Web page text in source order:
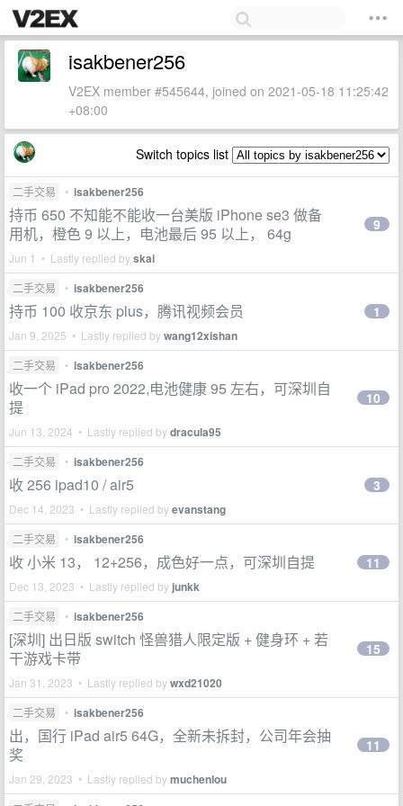
isakbener256
V2EX member #545644, joined on 2021-05-18 11:25:42
+08:00
Switch topics list
二手交易 • isakbener256
持币 650 不知能不能收一台美版 iPhone se3 做备
用机，橙色 9 以上，电池最后 95 以上， 64g
Jun 1 • Lastly replied byskai
9
二手交易 • isakbener256
持币 100 收京东 plus，腾讯视频会员
Jan 9, 2025 • Lastly replied bywang12xishan
1
二手交易 • isakbener256
收一个 iPad pro 2022,电池健康 95 左右，可深圳自
提
Jun 13, 2024 • Lastly replied bydracula95
10
二手交易 • isakbener256
收 256 ipad10 / air5
Dec 14, 2023 • Lastly replied byevanstang
3
二手交易 • isakbener256
收 小米 13， 12+256，成色好一点，可深圳自提
Dec 13, 2023 • Lastly replied by junkk
11
二手交易 • isakbener256
[深圳] 出日版 switch 怪兽猎人限定版 + 健身环 + 若
干游戏卡带
Jan 31, 2023 • Lastly replied bywxd21020
15
二手交易 • isakbener256
出，国行 iPad air5 64G，全新未拆封，公司年会抽
奖
Jan 29, 2023 • Lastly replied bymuchenlou
11